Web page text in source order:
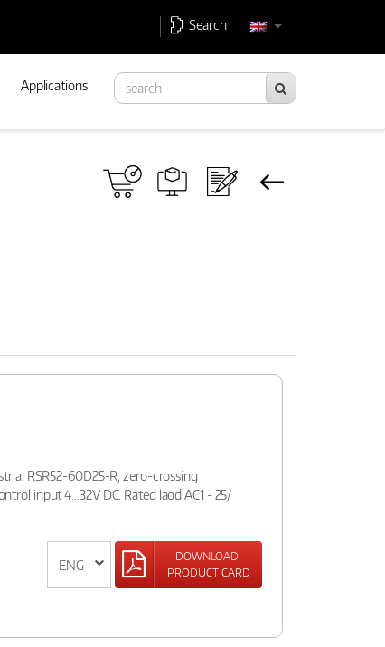
Search
Applications
RSR52-60D25-R, zero-crossing
input 4…32V DC. Rated laod AC1 - 25/
DOWNLOAD
PRODUCT CARD